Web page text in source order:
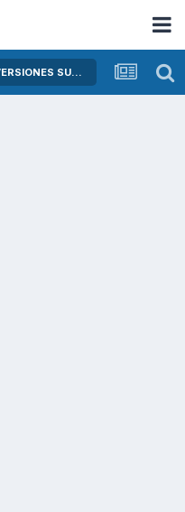
TEMAS COMUNES PARA TODOS LAS VERSIONES SUPER DINK